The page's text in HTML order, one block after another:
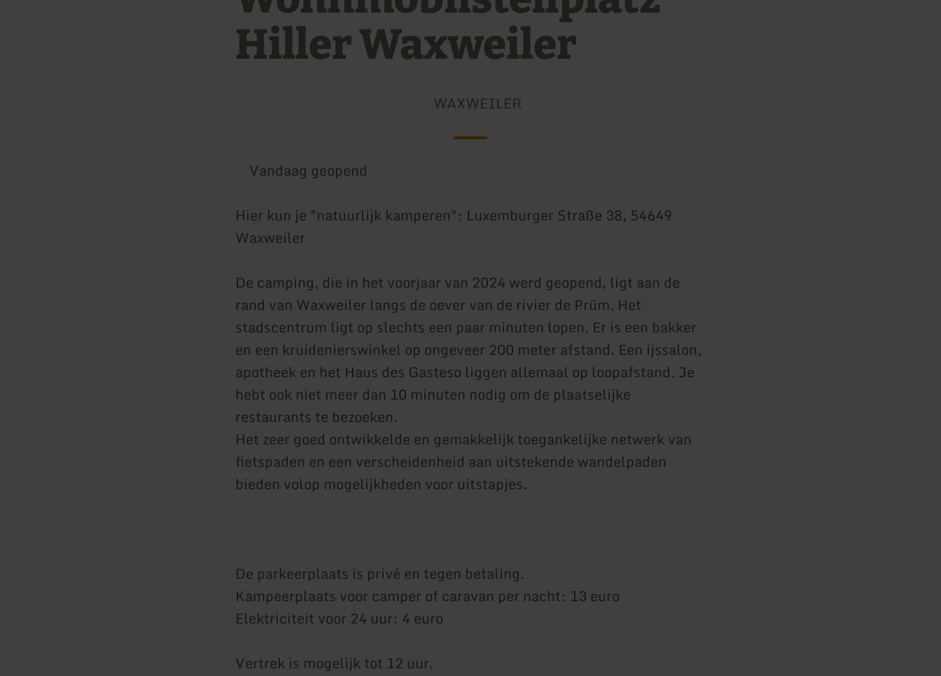
Hiller Waxweiler
WAXWEILER
Vandaag geopend
Hier kun je "natuurlijk kamperen": Luxemburger Straße 38, 54649
Waxweiler
De camping, die in het voorjaar van 2024 werd geopend, ligt aan de
rand van Waxweiler langs de oever van de rivier de Prüm. Het
stadscentrum ligt op slechts een paar minuten lopen. Er is een bakker
en een kruidenierswinkel op ongeveer 200 meter afstand. Een ijssalon,
apotheek en het Haus des Gasteso liggen allemaal op loopafstand. Je
hebt ook niet meer dan 10 minuten nodig om de plaatselijke
restaurants te bezoeken.
Het zeer goed ontwikkelde en gemakkelijk toegankelijke netwerk van
fietspaden en een verscheidenheid aan uitstekende wandelpaden
bieden volop mogelijkheden voor uitstapjes.
De parkeerplaats is privé en tegen betaling.
Kampeerplaats voor camper of caravan per nacht: 13 euro
Elektriciteit voor 24 uur: 4 euro
Vertrek is mogelijk tot 12 uur.